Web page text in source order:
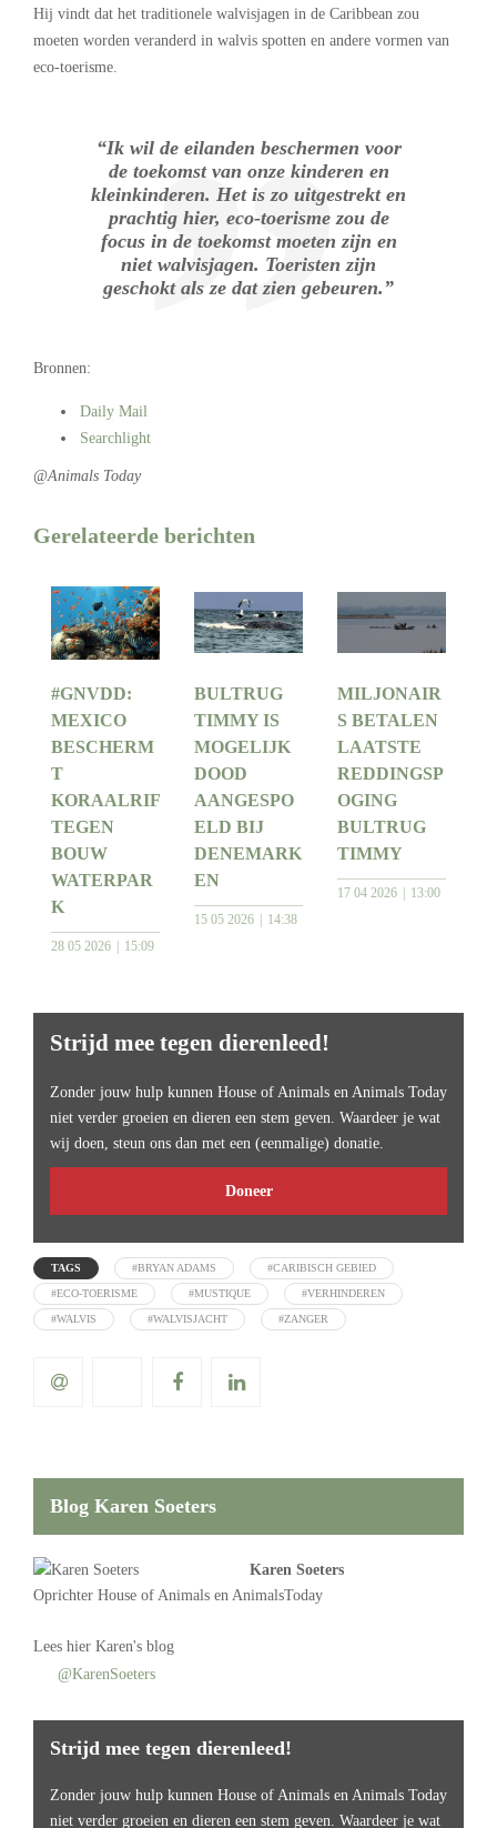
Hij vindt dat het traditionele walvisjagen in de Caribbean zou
moeten worden veranderd in walvis spotten en andere vormen van
eco-toerisme.
“Ik wil de eilanden beschermen voor
de toekomst van onze kinderen en
kleinkinderen. Het is zo uitgestrekt en
prachtig hier, eco-toerisme zou de
focus in de toekomst moeten zijn en
niet walvisjagen. Toeristen zijn
geschokt als ze dat zien gebeuren.”
Bronnen:
Daily Mail
Searchlight
@Animals Today
Gerelateerde berichten
#GNVDD:
MEXICO
BESCHERM
T
KORAALRIF
TEGEN
BOUW
WATERPAR
K
28 05 2026 15:09
BULTRUG
TIMMY IS
MOGELIJK
DOOD
AANGESPO
ELD BIJ
DENEMARK
EN
15 05 2026 14:38
MILJONAIR
S BETALEN
LAATSTE
REDDINGSP
OGING
BULTRUG
TIMMY
17 04 2026 13:00
Strijd mee tegen dierenleed!
Zonder jouw hulp kunnen House of Animals en Animals Today
niet verder groeien en dieren een stem geven. Waardeer je wat
wij doen, steun ons dan met een (eenmalige) donatie.
Doneer
TAGS #BRYAN ADAMS #CARIBISCH GEBIED
#ECO-TOERISME #MUSTIQUE #VERHINDEREN
#WALVIS #WALVISJACHT #ZANGER
Blog Karen Soeters
Karen Soeters
Oprichter House of Animals en AnimalsToday
Lees hier Karen's blog
@KarenSoeters
Strijd mee tegen dierenleed!
Zonder jouw hulp kunnen House of Animals en Animals Today
niet verder groeien en dieren een stem geven. Waardeer je wat